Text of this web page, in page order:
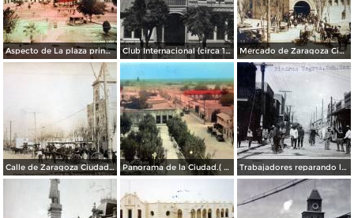
Aspecto de La plaza principal. Club Internacional (circa 1908) Mercado de Zaragoza Ciudad Porfirio Diaz Hoy Piedras Negras, Coahuila.
Calle de Zaragoza Ciudad Porfirio Diaz Hoy Piedras Negras, Coahuila. Panorama de la Ciudad.( Circulada el 6 de Junio de 1944 ). Trabajadores reparando la calle.